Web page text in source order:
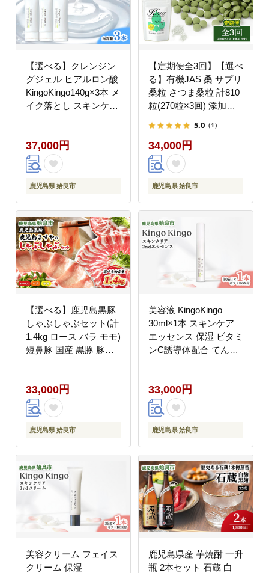
【選べる】クレンジン
グジェル ヒアルロン酸
KingoKingo140g×3本 メ
イク落とし スキンケア
37,000円
鹿児島県 姶良市
【定期便全3回】【選べ
る】有機JAS 桑 サプリ
桑粒 さつま桑粒 計810
粒(270粒×3回) 添加物
ネラル 有機桑葉粉 鹿児
島県産 粒タイプ 健康習
慣 (a1018)
5.0 （1）
34,000円
鹿児島県 姶良市
【選べる】鹿児島黒豚
しゃぶしゃぶセット(計
1.4kg ロース バラ モモ)
短鼻豚 国産 黒豚 豚肉
取り寄せ 特産品 (a054)
33,000円
鹿児島県 姶良市
美容液 KingoKingo
30ml×1本 スキンケア
エッセンス 保湿 ビタミ
ンC誘導体配合 てんげ
33,000円
鹿児島県 姶良市
美容クリーム フェイス
クリーム 保湿
鹿児島県産 芋焼酎 一升
瓶 2本セット 石蔵 白